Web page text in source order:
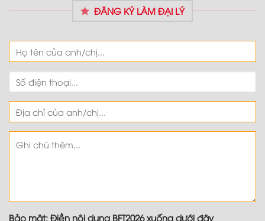
ĐĂNG KÝ LÀM ĐẠI LÝ
Bảo mật: Điền nội dung BFT2026 xuống dưới đây